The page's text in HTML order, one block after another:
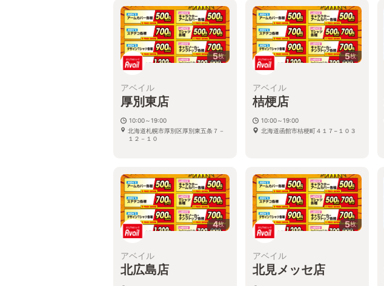
5枚
アベイル
厚別東店
10:00～19:00
北海道札幌市厚別区厚別東五条７－
１２－１０
5枚
アベイル
桔梗店
10:00～19:00
北海道函館市桔梗町４１７−１０３
4枚
アベイル
北広島店
5枚
アベイル
北見メッセ店